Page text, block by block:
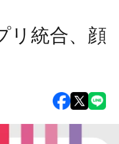
リ統合、顔